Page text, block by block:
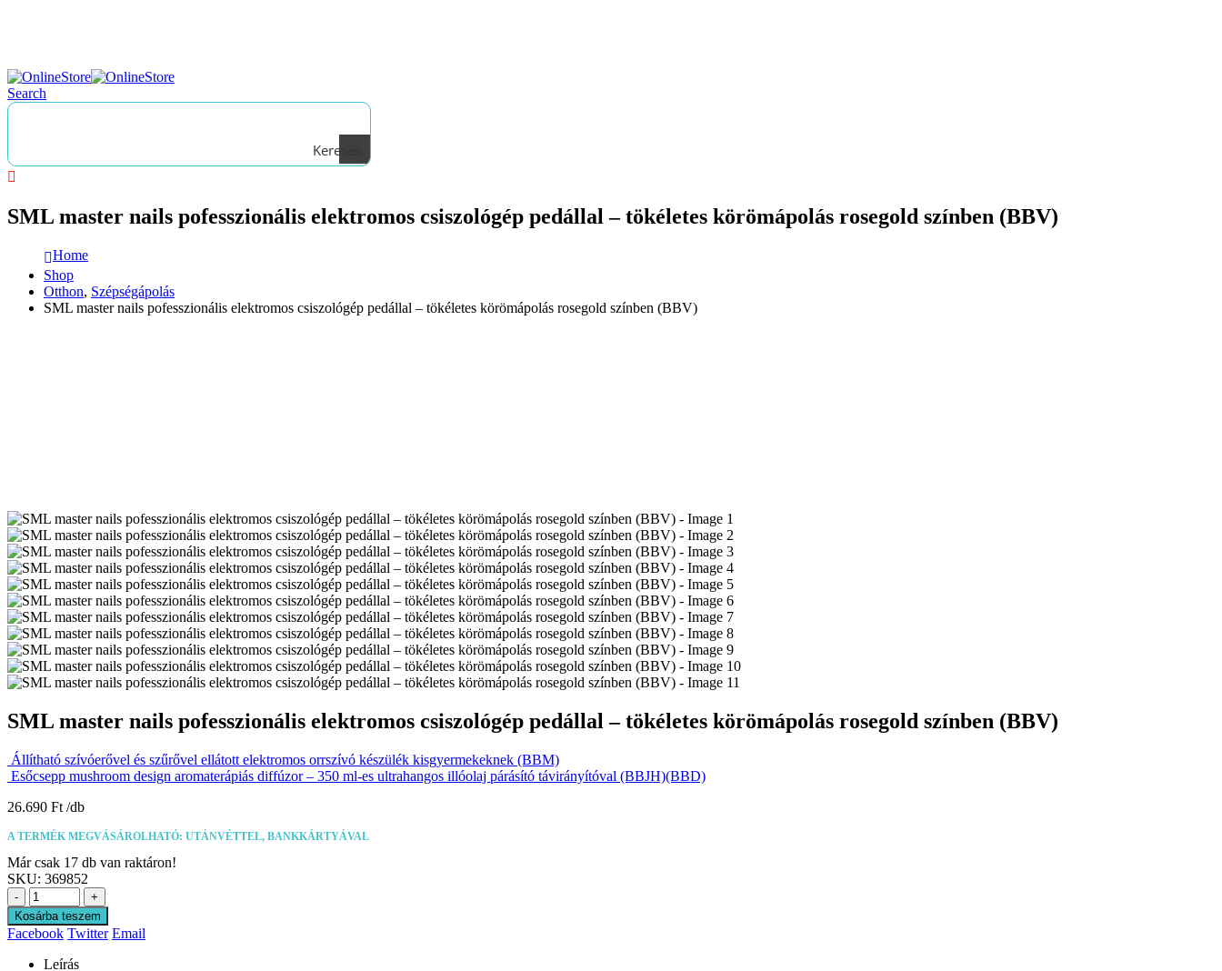
Search
Keresés
SML master nails pofesszionális elektromos csiszológép pedállal – tökéletes körömápolás rosegold színben (BBV)
Home
Shop
Otthon, Szépségápolás
SML master nails pofesszionális elektromos csiszológép pedállal – tökéletes körömápolás rosegold színben (BBV)
SML master nails pofesszionális elektromos csiszológép pedállal – tökéletes körömápolás rosegold színben (BBV)
Állítható szívóerővel és szűrővel ellátott elektromos orrszívó készülék kisgyermekeknek (BBM)
Esőcsepp mushroom design aromaterápiás diffúzor – 350 ml-es ultrahangos illóolaj párásító távirányítóval (BBJH)(BBD)
26.690 Ft
A TERMÉK MEGVÁSÁROLHATÓ: UTÁNVÉTTEL, BANKKÁRTYÁVAL
Már csak 17 db van raktáron!
SKU: 369852
-
+
Kosárba teszem
Facebook Twitter Email
Leírás